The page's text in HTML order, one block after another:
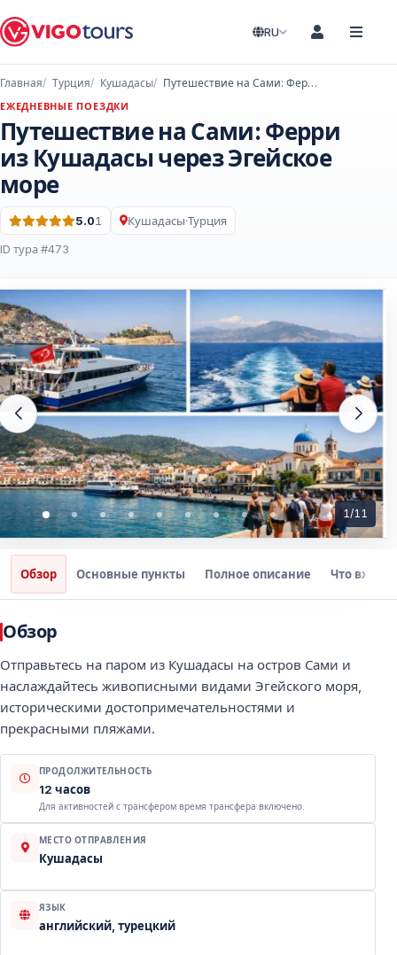
RU
Главная Турция Кушадасы Путешествие на Сами: Ферри из Кушадасы через Эгейское море
ЕЖЕДНЕВНЫЕ ПОЕЗДКИ
Путешествие на Сами: Ферри
из Кушадасы через Эгейское
море
Оценка: 5.0 из 5 · 1 Отзывы
5.01 Кушадасы·Турция
ID тура #473
1/11
Обзор Основные пункты Полное описание Что
Обзор
Отправьтесь на паром из Кушадасы на остров Сами и
наслаждайтесь живописными видами Эгейского моря,
историческими достопримечательностями и
прекрасными пляжами.
ПРОДОЛЖИТЕЛЬНОСТЬ
12 часов
Для активностей с трансфером время трансфера включено.
МЕСТО ОТПРАВЛЕНИЯ
Кушадасы
ЯЗЫК
английский, турецкий